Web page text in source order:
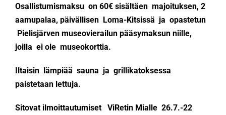
Osallistumismaksu on 60€ sisältäen majoituksen, 2
aamupalaa, päivällisen Loma-Kitsissä ja opastetun
Pielisjärven museovierailun pääsymaksun niille,
joilla ei ole museokorttia.
Iltaisin lämpiää sauna ja grillikatoksessa
paistetaan lettuja.
Sitovat ilmoittautumiset ViRetin Mialle 26.7.-22